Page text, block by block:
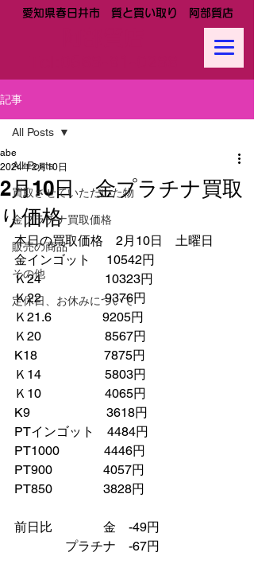
愛知県春日井市 質と買い取り 阿部質店
記事
All Posts
買取させていただいた物
金プラチナ買取価格
販売の商品
その他
定休日、お休みについて
All Posts
2月10日 金プラチナ買取
り価格
abe
2024年2月10日
本日の買取価格　2月10日　土曜日
金インゴット　 10542円
Ｋ24　　　　　10323円
Ｋ22　　　　　9376円
Ｋ21.6　　　　9205円
Ｋ20　　　　　8567円
K18　　　　　 7875円
Ｋ14　　　　　5803円
Ｋ10　　　　　4065円
K9　　　　　　3618円
PTインゴット　4484円
PT1000　　　  4446円
PT900　　　　4057円
PT850　　　　3828円
前日比　　　　金　-49円
プラチナ　-67円